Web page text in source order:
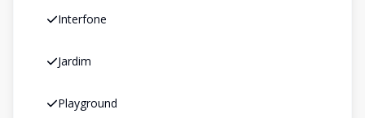
Interfone
Jardim
Playground